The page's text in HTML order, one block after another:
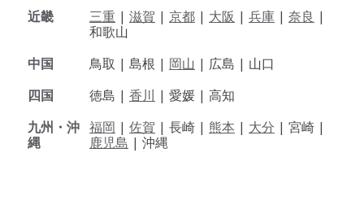
近畿
三重 | 滋賀 | 京都 | 大阪 | 兵庫 | 奈良 |
和歌山
中国
鳥取 | 島根 | 岡山 | 広島 | 山口
四国
徳島 | 香川 | 愛媛 | 高知
九州・沖
縄
福岡 | 佐賀 | 長崎 | 熊本 | 大分 | 宮崎 |
鹿児島 | 沖縄